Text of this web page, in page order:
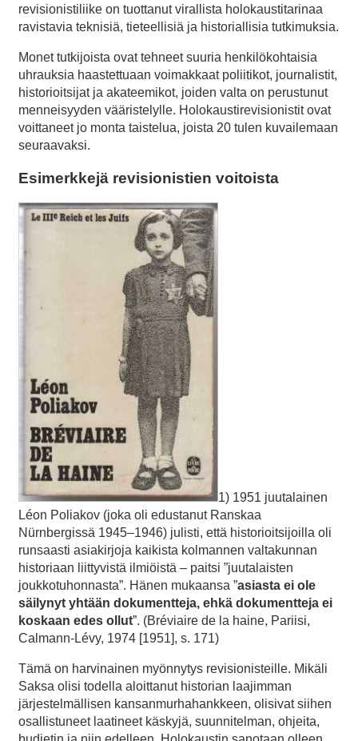
revisionistiliike on tuottanut virallista holokaustitarinaa
ravistavia teknisiä, tieteellisiä ja historiallisia tutkimuksia.
Monet tutkijoista ovat tehneet suuria henkilökohtaisia
uhrauksia haastettuaan voimakkaat poliitikot, journalistit,
historioitsijat ja akateemikot, joiden valta on perustunut
menneisyyden vääristelylle. Holokaustirevisionistit ovat
voittaneet jo monta taistelua, joista 20 tulen kuvailemaan
seuraavaksi.
Esimerkkejä revisionistien voitoista
1) 1951 juutalainen
Léon Poliakov (joka oli edustanut Ranskaa
Nürnbergissä 1945–1946) julisti, että historioitsijoilla oli
runsaasti asiakirjoja kaikista kolmannen valtakunnan
historiaan liittyvistä ilmiöistä – paitsi ”juutalaisten
joukkotuhonnasta”. Hänen mukaansa ”asiasta ei ole
säilynyt yhtään dokumentteja, ehkä dokumentteja ei
koskaan edes ollut”. (Bréviaire de la haine, Pariisi,
Calmann-Lévy, 1974 [1951], s. 171)
Tämä on harvinainen myönnytys revisionisteille. Mikäli
Saksa olisi todella aloittanut historian laajimman
järjestelmällisen kansanmurhahankkeen, olisivat siihen
osallistuneet laatineet käskyjä, suunnitelman, ohjeita,